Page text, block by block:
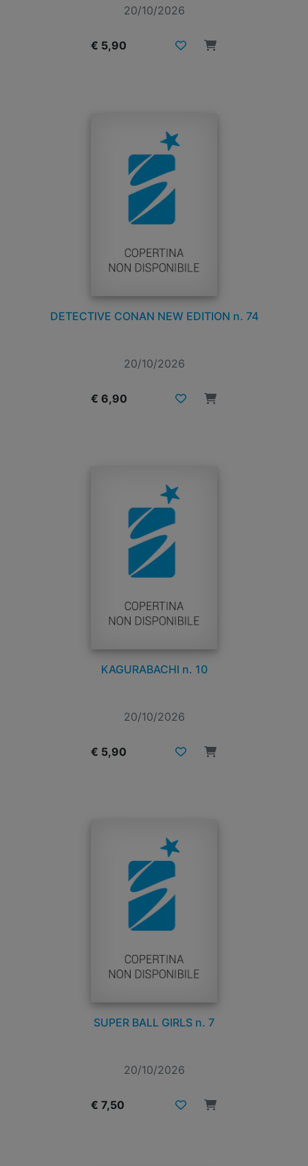
20/10/2026
€ 5,90
DETECTIVE CONAN NEW EDITION n. 74
20/10/2026
€ 6,90
KAGURABACHI n. 10
20/10/2026
€ 5,90
SUPER BALL GIRLS n. 7
20/10/2026
€ 7,50